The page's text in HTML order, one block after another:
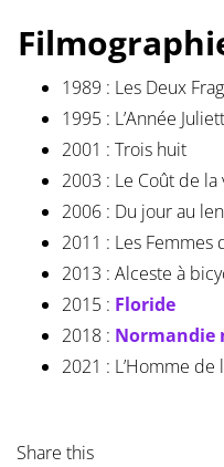
1989 : Les Deux
1995 : L’Année
2001 : Trois huit
2003 : Le Coût de la
2006 : Du jour au
2011 : Les
2013 : Alceste à
2015 : Floride
2018 : Normandie
2021 : L’Homme de
Share this